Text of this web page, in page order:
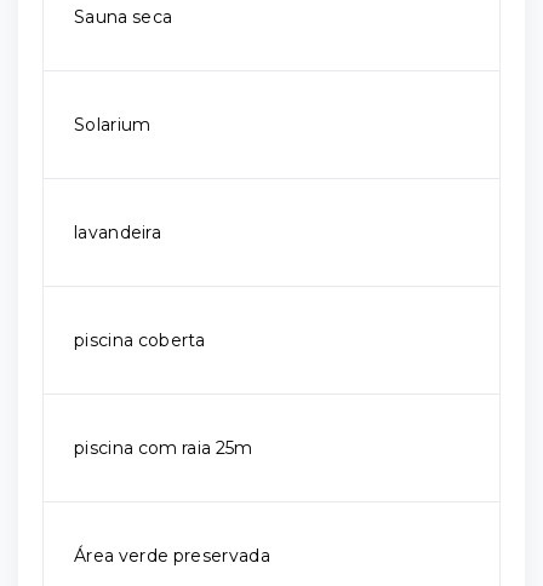
Sauna seca
Solarium
lavandeira
piscina coberta
piscina com raia 25m
Área verde preservada